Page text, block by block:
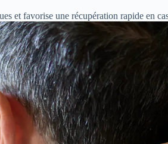
et favorise une récupération rapide en